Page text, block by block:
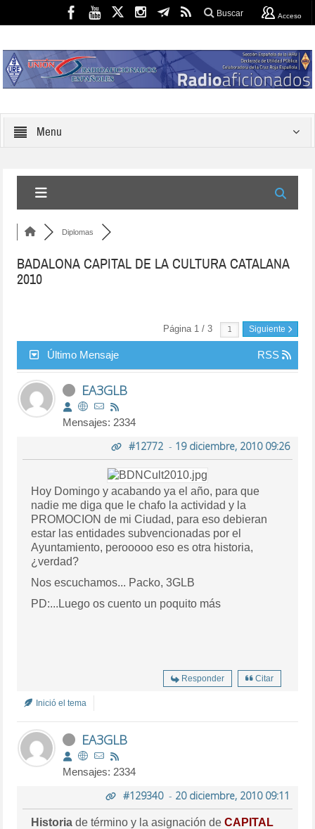
Buscar Acceso
Menu
Diplomas
BADALONA CAPITAL DE LA CULTURA CATALANA
2010
Página 1 / 3 Siguiente
Último Mensaje RSS
EA3GLB
Mensajes: 2334
#12772- 19 diciembre, 2010 09:26
Hoy Domingo y acabando ya el año, para que
nadie me diga que le chafo la actividad y la
PROMOCION de mi Ciudad, para eso debieran
estar las entidades subvencionadas por el
Ayuntamiento, perooooo eso es otra historia,
¿verdad?
Nos escuchamos... Packo, 3GLB
PD:...Luego os cuento un poquito más
Responder Citar
Inició el tema
EA3GLB
Mensajes: 2334
#129340- 20 diciembre, 2010 09:11
Historia de término y la asignación deCAPITAL